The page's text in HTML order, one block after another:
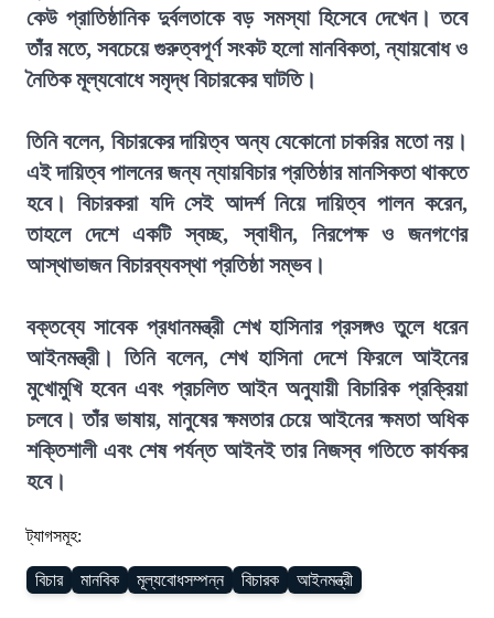
কেউ প্রাতিষ্ঠানিক দুর্বলতাকে বড় সমস্যা হিসেবে দেখেন। তবে
তাঁর মতে, সবচেয়ে গুরুত্বপূর্ণ সংকট হলো মানবিকতা, ন্যায়বোধ ও
নৈতিক মূল্যবোধে সমৃদ্ধ বিচারকের ঘাটতি।
তিনি বলেন, বিচারকের দায়িত্ব অন্য যেকোনো চাকরির মতো নয়।
এই দায়িত্ব পালনের জন্য ন্যায়বিচার প্রতিষ্ঠার মানসিকতা থাকতে
হবে। বিচারকরা যদি সেই আদর্শ নিয়ে দায়িত্ব পালন করেন,
তাহলে দেশে একটি স্বচ্ছ, স্বাধীন, নিরপেক্ষ ও জনগণের
আস্থাভাজন বিচারব্যবস্থা প্রতিষ্ঠা সম্ভব।
বক্তব্যে সাবেক প্রধানমন্ত্রী শেখ হাসিনার প্রসঙ্গও তুলে ধরেন
আইনমন্ত্রী। তিনি বলেন, শেখ হাসিনা দেশে ফিরলে আইনের
মুখোমুখি হবেন এবং প্রচলিত আইন অনুযায়ী বিচারিক প্রক্রিয়া
চলবে। তাঁর ভাষায়, মানুষের ক্ষমতার চেয়ে আইনের ক্ষমতা অধিক
শক্তিশালী এবং শেষ পর্যন্ত আইনই তার নিজস্ব গতিতে কার্যকর
হবে।
ট্যাগসমূহ:
বিচার মানবিক মূল্যবোধসম্পন্ন বিচারক আইনমন্ত্রী